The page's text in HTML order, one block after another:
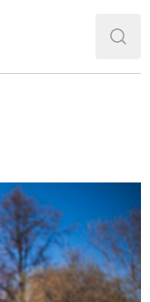
и балета